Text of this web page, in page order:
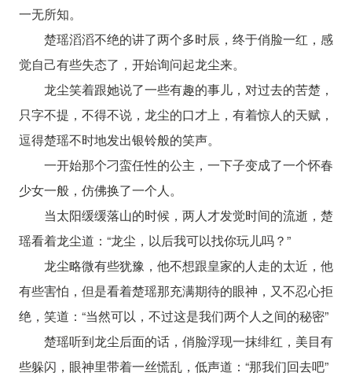
一无所知。
楚瑶滔滔不绝的讲了两个多时辰，终于俏脸一红，感
觉自己有些失态了，开始询问起龙尘来。
龙尘笑着跟她说了一些有趣的事儿，对过去的苦楚，
只字不提，不得不说，龙尘的口才上，有着惊人的天赋，
逗得楚瑶不时地发出银铃般的笑声。
一开始那个刁蛮任性的公主，一下子变成了一个怀春
少女一般，仿佛换了一个人。
当太阳缓缓落山的时候，两人才发觉时间的流逝，楚
瑶看着龙尘道：“龙尘，以后我可以找你玩儿吗？”
龙尘略微有些犹豫，他不想跟皇家的人走的太近，他
有些害怕，但是看着楚瑶那充满期待的眼神，又不忍心拒
绝，笑道：“当然可以，不过这是我们两个人之间的秘密”
楚瑶听到龙尘后面的话，俏脸浮现一抹绯红，美目有
些躲闪，眼神里带着一丝慌乱，低声道：“那我们回去吧”